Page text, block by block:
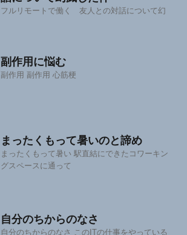
フルリモートで働く 友人との対話について幻
副作用に悩む
副作用 副作用 心筋梗
まったくもって暑いのと諦め
まったくもって暑い 駅直結にできたコワーキン
グスペースに通って
自分のちからのなさ
自分のちからのなさ このITの仕事をやっている